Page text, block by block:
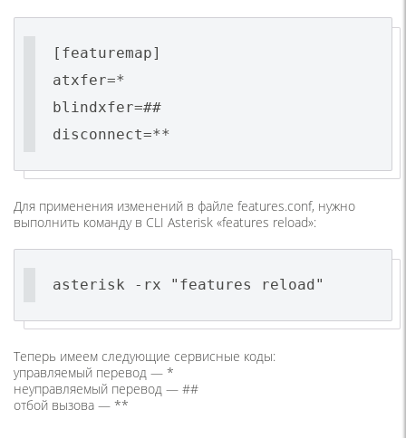
[featuremap]
atxfer=*
blindxfer=##
disconnect=**
Для применения изменений в файле features.conf, нужно
выполнить команду в CLI Asterisk «features reload»:
asterisk -rx "features reload"
Теперь имеем следующие сервисные коды:
управляемый перевод — *
неуправляемый перевод — ##
отбой вызова — **